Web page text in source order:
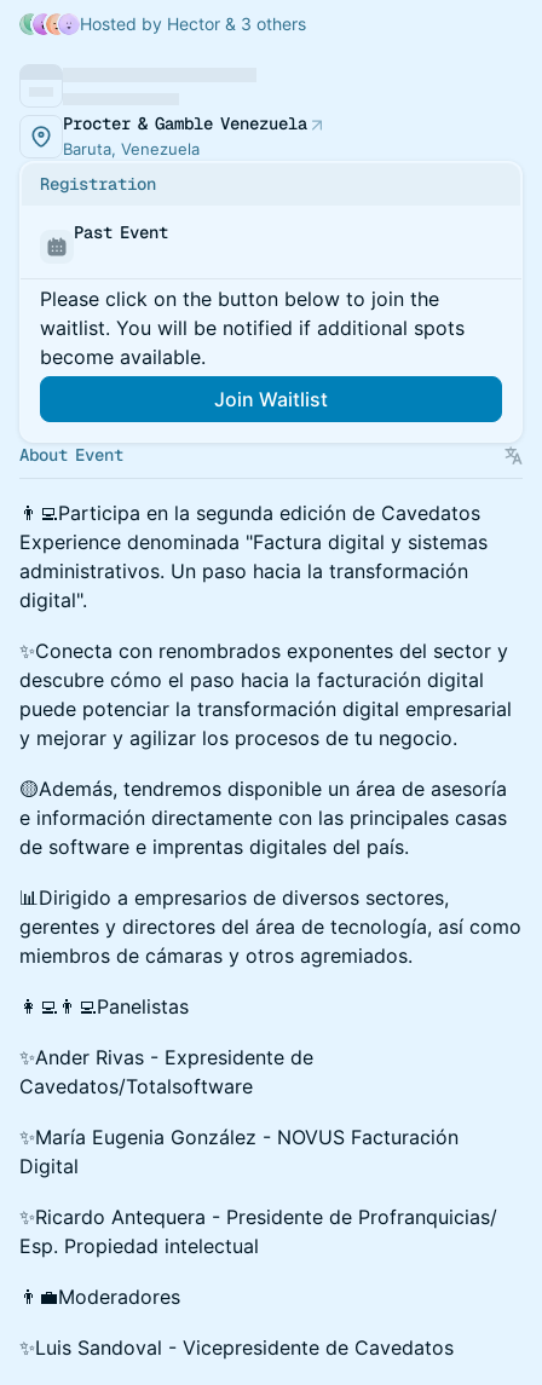
Hosted by Hector & 3 others
Procter & Gamble Venezuela
Baruta, Venezuela
Registration
Past Event
Please click on the button below to join the
waitlist. You will be notified if additional spots
become available.
Join Waitlist
About Event
👨‍💻Participa en la segunda edición de Cavedatos
Experience denominada "Factura digital y sistemas
administrativos. Un paso hacia la transformación
digital".
✨️Conecta con renombrados exponentes del sector y
descubre cómo el paso hacia la facturación digital
puede potenciar la transformación digital empresarial
y mejorar y agilizar los procesos de tu negocio.
🟡Además, tendremos disponible un área de asesoría
e información directamente con las principales casas
de software e imprentas digitales del país.
📊Dirigido a empresarios de diversos sectores,
gerentes y directores del área de tecnología, así como
miembros de cámaras y otros agremiados.
👩‍💻👨‍💻Panelistas
✨️Ander Rivas - Expresidente de
Cavedatos/Totalsoftware
✨️María Eugenia González - NOVUS Facturación
Digital
✨️Ricardo Antequera - Presidente de Profranquicias/
Esp. Propiedad intelectual
👨‍💼Moderadores
✨️Luis Sandoval - Vicepresidente de Cavedatos